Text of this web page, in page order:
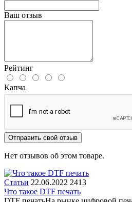
Ваш отзыв
Рейтинг
Капча
Отправить свой отзыв
Нет отзывов об этом товаре.
Статьи 22.06.2022 2413
Что такое DTF печать